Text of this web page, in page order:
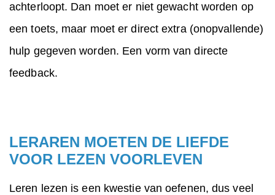
achterloopt. Dan moet er niet gewacht worden op
een toets, maar moet er direct extra (onopvallende)
hulp gegeven worden. Een vorm van directe
feedback.
LERAREN MOETEN DE LIEFDE
VOOR LEZEN VOORLEVEN
Leren lezen is een kwestie van oefenen, dus veel